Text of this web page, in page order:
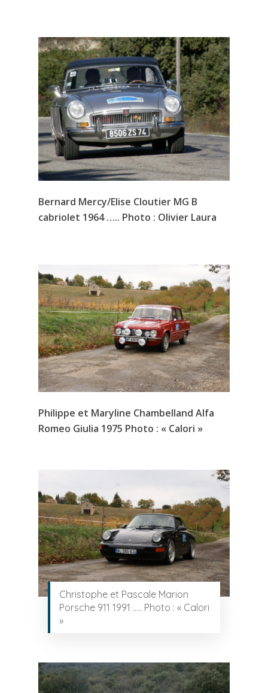
Bernard Mercy/Elise Cloutier MG B
cabriolet 1964 ….. Photo : Olivier Laura
Philippe et Maryline Chambelland Alfa
Romeo Giulia 1975 Photo : « Calori »
Christophe et Pascale Marion
Porsche 911 1991 ….. Photo : « Calori
»